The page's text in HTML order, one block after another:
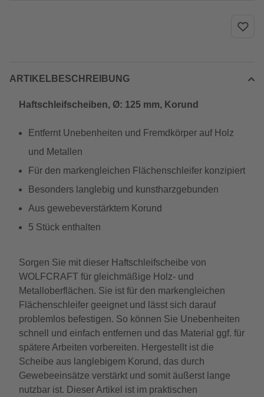
ARTIKELBESCHREIBUNG
Haftschleifscheiben, Ø: 125 mm, Korund
Entfernt Unebenheiten und Fremdkörper auf Holz
und Metallen
Für den markengleichen Flächenschleifer konzipiert
Besonders langlebig und kunstharzgebunden
Aus gewebeverstärktem Korund
5 Stück enthalten
Sorgen Sie mit dieser Haftschleifscheibe von
WOLFCRAFT für gleichmäßige Holz- und
Metalloberflächen. Sie ist für den markengleichen
Flächenschleifer geeignet und lässt sich darauf
problemlos befestigen. So können Sie Unebenheiten
schnell und einfach entfernen und das Material ggf. für
spätere Arbeiten vorbereiten. Hergestellt ist die
Scheibe aus langlebigem Korund, das durch
Gewebeeinsätze verstärkt und somit äußerst lange
nutzbar ist. Dieser Artikel ist im praktischen